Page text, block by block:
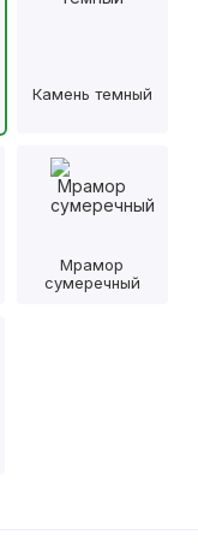
Камень темный
Мрамор
сумеречный